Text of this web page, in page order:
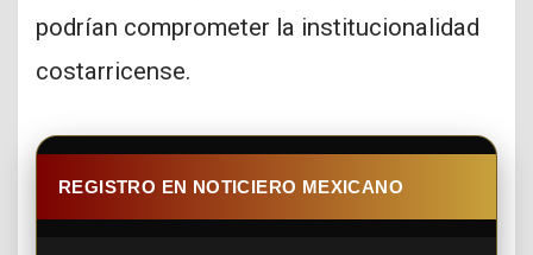
podrían comprometer la institucionalidad
costarricense.
REGISTRO EN NOTICIERO MEXICANO